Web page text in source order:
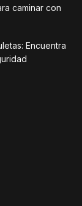
caminar con
Encuentra